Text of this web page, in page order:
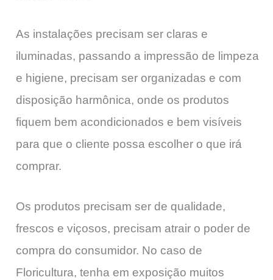
As instalações precisam ser claras e
iluminadas, passando a impressão de limpeza
e higiene, precisam ser organizadas e com
disposição harmônica, onde os produtos
fiquem bem acondicionados e bem visíveis
para que o cliente possa escolher o que irá
comprar.
Os produtos precisam ser de qualidade,
frescos e viçosos, precisam atrair o poder de
compra do consumidor. No caso de
Floricultura, tenha em exposição muitos